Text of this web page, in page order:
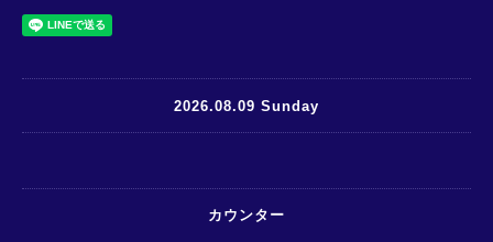
2026.08.09 Sunday
カウンター